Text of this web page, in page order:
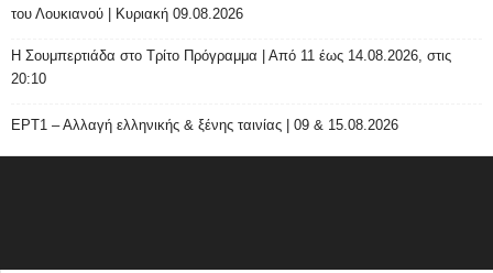
του Λουκιανού | Κυριακή 09.08.2026
H Σουμπερτιάδα στο Τρίτο Πρόγραμμα | Από 11 έως 14.08.2026, στις
20:10
ΕΡΤ1 – Αλλαγή ελληνικής & ξένης ταινίας | 09 & 15.08.2026